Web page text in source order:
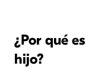
¿Por qué
hijo?